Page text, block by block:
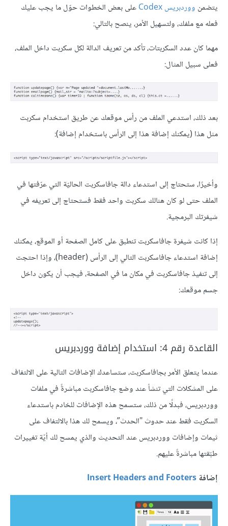
يتضمن ووردبريسCodexعلى بعض الخطوات حوّل ما يجب عليك
فعله مع ملفك، ولتسهيل الأمر، ينصح بالتالي:
مهما كان عدد السكربتات، تأكد من تعريف الدالة لكل سكربت داخل الملف،
فعلى سبيل المثال:
بعد ذلك، استدعي الملف من رأس موقعك عن طريق استخدام سكربت
مثل هذا (يمكنك إضافة هذا إلى الرأس باستخدام إضافة):
وأخيرًا، ستحتاج إلى استدعاء دالة جافاسكربت الحاليّة التي عرّفتها في
الملف حتى لو كان هنالك سكربت واحد فقط فستحتاج إلى تعريفه في
شيفرتك البرمجية.
إذا كانت شيفرة جافاسكربت تنطبق على كامل الصفحة أو الموقع، يمكنك
إضافة استدعاء جافاسكربت التالي إلى الرأس (header)، وإذا احتجت
إلى تنفيذ جافاسكربت في مكان ما في الصفحة، فيجب أن يكون داخل
جسم موقعك:
القاعدة رقم 4: استخدام إضافة ووردبريس
عندما يتعلق الأمر بجافاسكربت، ستساعدك الإضافات التالية على الالتفاف
على المشكلات التي تنشأ عند وضع جافاسكربت مباشرةً في ملفات
ووردبريس، فبدلًا من ذلك، ستسمح هذه الإضافات للخادم باستدعاء
السكربت فقط عند حدوث "الحدث”، ويسمح لك هذا بالالتفاف على
ثيمات وإضافات ووردبريس عند التحديث والذي يمسح لك أيّة تغييرات
طبّقتها مباشرةً عليهم.
إضافة Insert Headers and Footers